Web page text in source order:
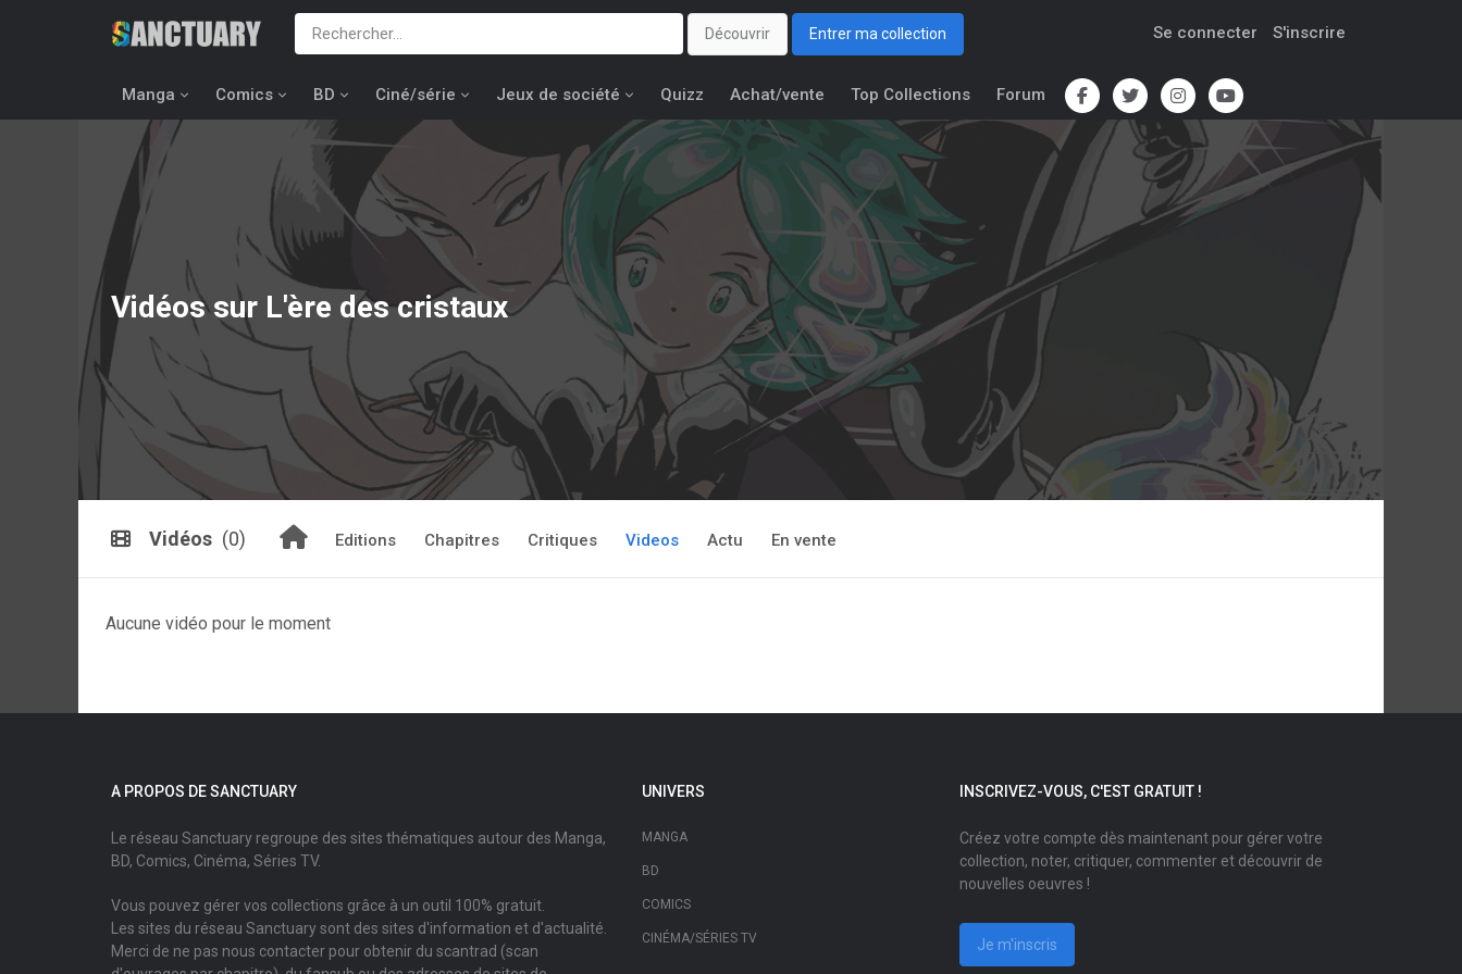
Découvrir Entrer ma collection Se connecter S'inscrire
Manga Comics BD Ciné/série Jeux de société Quizz Achat/vente Top Collections Forum
Vidéos sur L'ère des cristaux
Vidéos (0) Editions Chapitres Critiques Videos Actu En vente
Aucune vidéo pour le moment
A PROPOS DE SANCTUARY
Le réseau Sanctuary regroupe des sites thématiques autour des Manga,
BD, Comics, Cinéma, Séries TV.
Vous pouvez gérer vos collections grâce à un outil 100% gratuit.
Les sites du réseau Sanctuary sont des sites d'information et d'actualité.
Merci de ne pas nous contacter pour obtenir du scantrad (scan
UNIVERS
MANGA
BD
COMICS
CINÉMA/SÉRIES TV
INSCRIVEZ-VOUS, C'EST GRATUIT !
Créez votre compte dès maintenant pour gérer votre
collection, noter, critiquer, commenter et découvrir de
nouvelles oeuvres !
Je m'inscris